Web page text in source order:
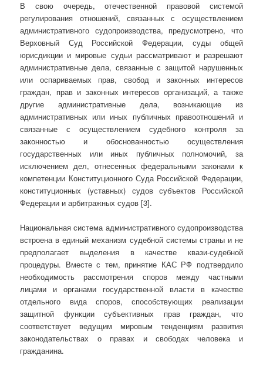
В свою очередь, отечественной правовой системой
регулирования отношений, связанных с осуществлением
административного судопроизводства, предусмотрено, что
Верховный Суд Российской Федерации, суды общей
юрисдикции и мировые судьи рассматривают и разрешают
административные дела, связанные с защитой нарушенных
или оспариваемых прав, свобод и законных интересов
граждан, прав и законных интересов организаций, а также
другие административные дела, возникающие из
административных или иных публичных правоотношений и
связанные с осуществлением судебного контроля за
законностью и обоснованностью осуществления
государственных или иных публичных полномочий, за
исключением дел, отнесенных федеральными законами к
компетенции Конституционного Суда Российской Федерации,
конституционных (уставных) судов субъектов Российской
Федерации и арбитражных судов [3].
Национальная система административного судопроизводства
встроена в единый механизм судебной системы страны и не
предполагает выделения в качестве квази-судебной
процедуры. Вместе с тем, принятие КАС РФ подтвердило
необходимость рассмотрения споров между частными
лицами и органами государственной власти в качестве
отдельного вида споров, способствующих реализации
защитной функции субъективных прав граждан, что
соответствует ведущим мировым тенденциям развития
законодательствах о правах и свободах человека и
гражданина.